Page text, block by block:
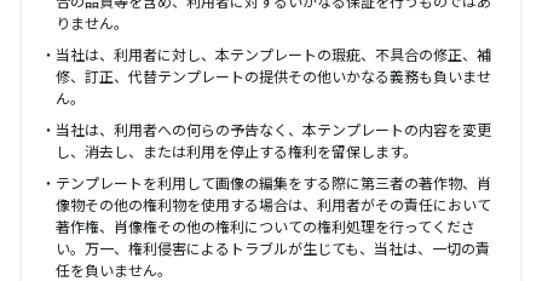
りません。
当社は、利用者に対し、本テンプレートの瑕疵、不具合の修正、補
修、訂正、代替テンプレートの提供その他いかなる義務も負いませ
ん。
当社は、利用者への何らの予告なく、本テンプレートの内容を変更
し、消去し、または利用を停止する権利を留保します。
テンプレートを利用して画像の編集をする際に第三者の著作物、肖
像物その他の権利物を使用する場合は、利用者がその責任において
著作権、肖像権その他の権利についての権利処理を行ってくださ
い。万一、権利侵害によるトラブルが生じても、当社は、一切の責
任を負いません。